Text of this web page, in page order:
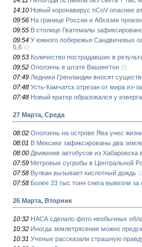
14:10 Новый коронавирус nCoV опаснее
09:56 На границе России и Абхазии
09:55 В столице Гватемалы
09:54 У южного побережья Сандвичевых
5,6 (0)
09:53 Количество пострадавших в
09:52 Оползень в штате Вашингтон (0)
07:49 Ледники Гренландии вносят
07:48 Усть-Камчатск отрезан от мира из-
07:48 Новый кратер образовался у
27 Марта, Среда
08:02 Оползень на острове Ява унес
08:01 В Мексике зафиксированы два
08:00 Движение автобусов из Хабаровска
07:59 Метровые сугробы в Центральной
07:58 Вулкан вызывает кислотный дождь
07:58 Более 33 тыс тонн снега вывезли за
26 Марта, Вторник
10:32 НАСА сделало фото необычных
10:32 Иногда землетрясение можно
10:31 Ученые рассказали страшную